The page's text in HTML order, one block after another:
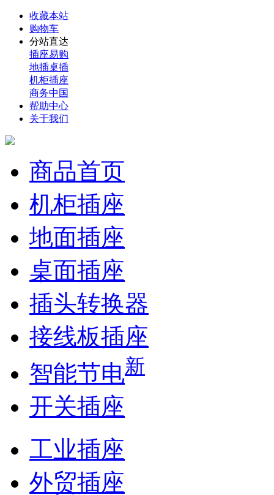
收藏本站
购物车
分站直达
插座易购
地插桌插
机柜插座
商务中国
帮助中心
关于我们
商品首页
机柜插座
地面插座
桌面插座
插头转换器
接线板插座
智能节电新
开关插座
工业插座
外贸插座